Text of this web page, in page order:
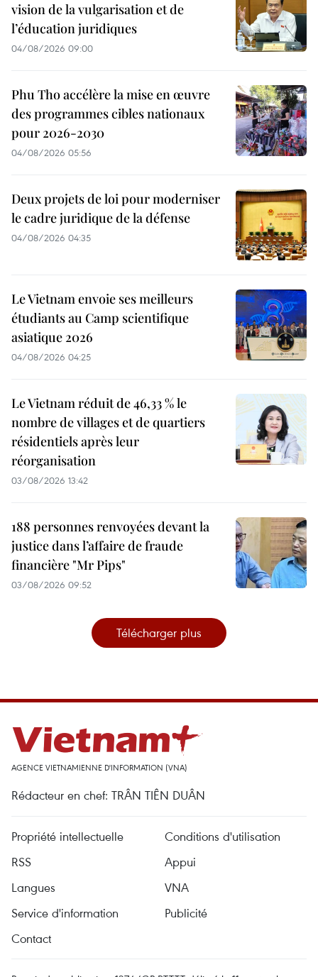
vision de la vulgarisation et de
l’éducation juridiques
04/08/2026 09:00
Phu Tho accélère la mise en œuvre
des programmes cibles nationaux
pour 2026-2030
04/08/2026 05:56
Deux projets de loi pour moderniser
le cadre juridique de la défense
04/08/2026 04:35
Le Vietnam envoie ses meilleurs
étudiants au Camp scientifique
asiatique 2026
04/08/2026 04:25
Le Vietnam réduit de 46,33 % le
nombre de villages et de quartiers
résidentiels après leur
réorganisation
03/08/2026 13:42
188 personnes renvoyées devant la
justice dans l’affaire de fraude
financière "Mr Pips"
03/08/2026 09:52
Télécharger plus
AGENCE VIETNAMIENNE D'INFORMATION (VNA)
Rédacteur en chef: TRÂN TIÊN DUÂN
Propriété intellectuelle
Conditions d'utilisation
RSS
Appui
Langues
VNA
Service d'information
Publicité
Contact